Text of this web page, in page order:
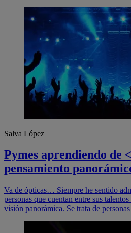
Salva López
Pymes aprendiendo de
pensamiento
Va de ópticas… Siempre he sentido
personas que cuentan entre sus
visión panorámica. Se trata de